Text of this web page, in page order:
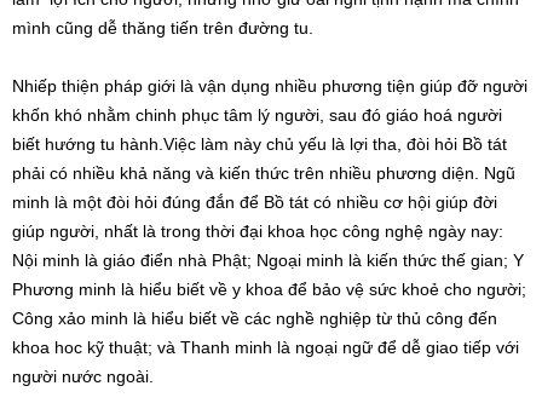
mình cũng dễ thăng tiến trên đường tu.
Nhiếp thiện pháp giới là vận dụng nhiều phương tiện giúp đỡ người
khốn khó nhằm chinh phục tâm lý người, sau đó giáo hoá người
biết hướng tu hành.Việc làm này chủ yếu là lợi tha, đòi hỏi Bồ tát
phải có nhiều khả năng và kiến thức trên nhiều phương diện. Ngũ
minh là một đòi hỏi đúng đắn để Bồ tát có nhiều cơ hội giúp đời
giúp người, nhất là trong thời đại khoa học công nghệ ngày nay:
Nội minh là giáo điển nhà Phật; Ngoại minh là kiến thức thế gian; Y
Phương minh là hiểu biết về y khoa để bảo vệ sức khoẻ cho người;
Công xảo minh là hiểu biết về các nghề nghiệp từ thủ công đến
khoa hoc kỹ thuật; và Thanh minh là ngoại ngữ để dễ giao tiếp với
người nước ngoài.